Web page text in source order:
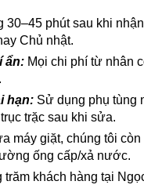
30–45 phút sau khi
Chủ nhật.
ẩn: Mọi chi phí từ nhân
hạn: Sử dụng phụ tùng
trặc sau khi sửa.
máy giặt, chúng tôi
ống cấp/xả nước.
trăm khách hàng tại